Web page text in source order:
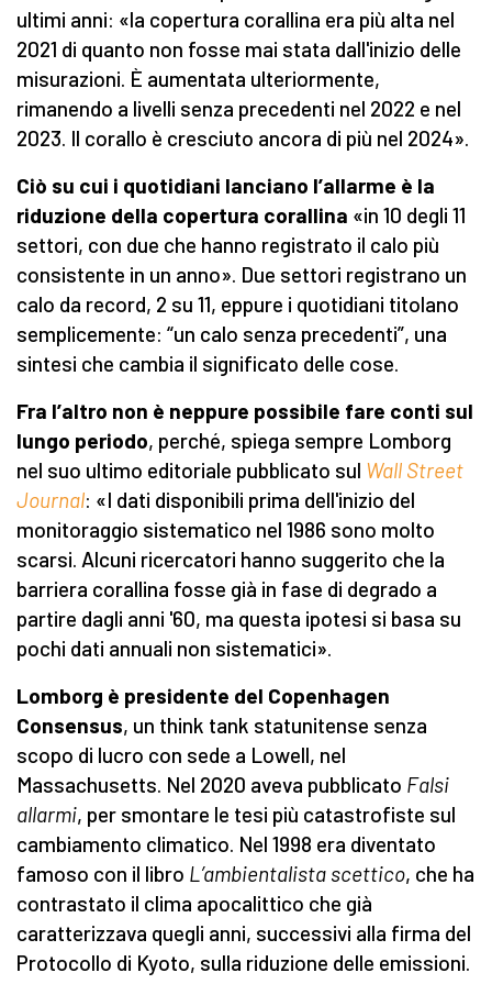
ultimi anni: «la copertura corallina era più alta nel
2021 di quanto non fosse mai stata dall'inizio delle
misurazioni. È aumentata ulteriormente,
rimanendo a livelli senza precedenti nel 2022 e nel
2023. Il corallo è cresciuto ancora di più nel 2024».
Ciò su cui i quotidiani lanciano l’allarme è la
riduzione della copertura corallina «in 10 degli 11
settori, con due che hanno registrato il calo più
consistente in un anno». Due settori registrano un
calo da record, 2 su 11, eppure i quotidiani titolano
semplicemente: “un calo senza precedenti”, una
sintesi che cambia il significato delle cose.
Fra l’altro non è neppure possibile fare conti sul
lungo periodo, perché, spiega sempre Lomborg
nel suo ultimo editoriale pubblicato sul Wall Street
Journal: «I dati disponibili prima dell'inizio del
monitoraggio sistematico nel 1986 sono molto
scarsi. Alcuni ricercatori hanno suggerito che la
barriera corallina fosse già in fase di degrado a
partire dagli anni '60, ma questa ipotesi si basa su
pochi dati annuali non sistematici».
Lomborg è presidente del Copenhagen
Consensus, un think tank statunitense senza
scopo di lucro con sede a Lowell, nel
Massachusetts. Nel 2020 aveva pubblicato Falsi
allarmi, per smontare le tesi più catastrofiste sul
cambiamento climatico. Nel 1998 era diventato
famoso con il libro L’ambientalista scettico, che ha
contrastato il clima apocalittico che già
caratterizzava quegli anni, successivi alla firma del
Protocollo di Kyoto, sulla riduzione delle emissioni.